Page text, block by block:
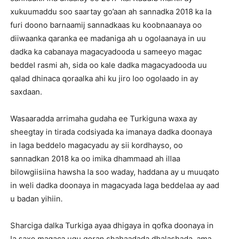
xukuumaddu soo saartay go’aan ah sannadka 2018 ka la
furi doono barnaamij sannadkaas ku koobnaanaya oo
diiwaanka qaranka ee madaniga ah u ogolaanaya in uu
dadka ka cabanaya magacyadooda u sameeyo magac
beddel rasmi ah, sida oo kale dadka magacyadooda uu
qalad dhinaca qoraalka ahi ku jiro loo ogolaado in ay
saxdaan.
Wasaaradda arrimaha gudaha ee Turkiguna waxa ay
sheegtay in tirada codsiyada ka imanaya dadka doonaya
in laga beddelo magacyadu ay sii kordhayso, oo
sannadkan 2018 ka oo imika dhammaad ah illaa
bilowgiisiina hawsha la soo waday, haddana ay u muuqato
in weli dadka doonaya in magacyada laga beddelaa ay aad
u badan yihiin.
Sharciga dalka Turkiga ayaa dhigaya in qofka doonaya in